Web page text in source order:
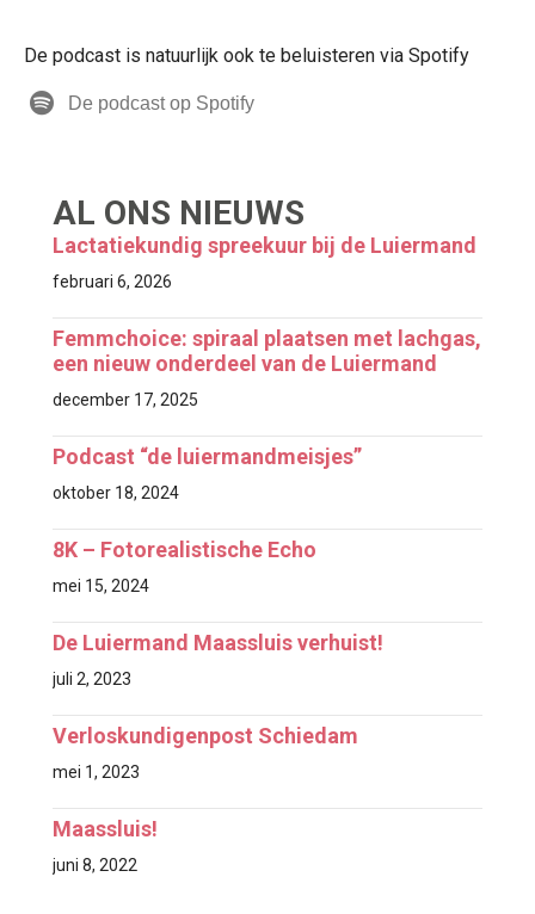
De podcast is natuurlijk ook te beluisteren via Spotify
De podcast op Spotify
AL ONS NIEUWS
Lactatiekundig spreekuur bij de Luiermand
februari 6, 2026
Femmchoice: spiraal plaatsen met lachgas,
een nieuw onderdeel van de Luiermand
december 17, 2025
Podcast “de luiermandmeisjes”
oktober 18, 2024
8K – Fotorealistische Echo
mei 15, 2024
De Luiermand Maassluis verhuist!
juli 2, 2023
Verloskundigenpost Schiedam
mei 1, 2023
Maassluis!
juni 8, 2022